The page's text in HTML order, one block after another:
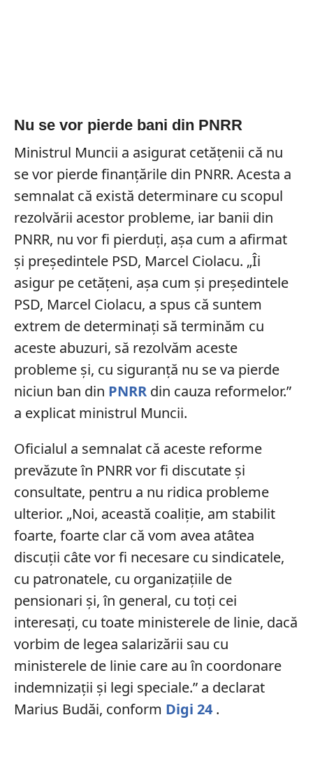
Nu se vor pierde bani din PNRR
Ministrul Muncii a asigurat cetățenii că nu
se vor pierde finanțările din PNRR. Acesta a
semnalat că există determinare cu scopul
rezolvării acestor probleme, iar banii din
PNRR, nu vor fi pierduți, așa cum a afirmat
și președintele PSD, Marcel Ciolacu. „Îi
asigur pe cetăţeni, aşa cum şi preşedintele
PSD, Marcel Ciolacu, a spus că suntem
extrem de determinaţi să terminăm cu
aceste abuzuri, să rezolvăm aceste
probleme şi, cu siguranţă nu se va pierde
niciun ban din PNRRdin cauza reformelor.”
a explicat ministrul Muncii.
Oficialul a semnalat că aceste reforme
prevăzute în PNRR vor fi discutate și
consultate, pentru a nu ridica probleme
ulterior. „Noi, această coaliţie, am stabilit
foarte, foarte clar că vom avea atâtea
discuţii câte vor fi necesare cu sindicatele,
cu patronatele, cu organizaţiile de
pensionari şi, în general, cu toţi cei
interesaţi, cu toate ministerele de linie, dacă
vorbim de legea salarizării sau cu
ministerele de linie care au în coordonare
indemnizaţii şi legi speciale.” a declarat
Marius Budăi, conform Digi 24.